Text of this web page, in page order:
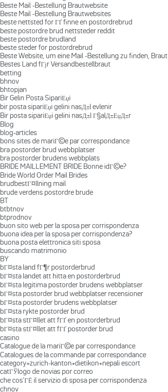
Beste Mail -Bestellung Brautwebsite
Beste Mail -Bestellung Brautwebsites
beste nettsted for ГҐ finne en postordrebrud
beste postordre brud nettsteder reddit
beste postordre brudland
beste steder for postordrebrud
Beste Website, um eine Mail -Bestellung zu finden, Braut
Bestes Land fГјr Versandbestellbraut
betting
bhnov
bhtopjan
Bir Gelin Posta SipariЕџi
bir posta sipariЕџi gelini nasД±l evlenir
Bir posta sipariЕџi gelini nasД±l Г§alД±ЕџД±r
Blog
blog-articles
bons sites de mariГ©e par correspondance
bra postorder brud webbplatser
bra postorder brudens webbplats
BRIDE MAILLEMENT BRIDE Bonne idГ©e?
Bride World Order Mail Brides
brudbestГ¤llning mail
brude verdens postordre brude
BT
btbtnov
btprodnov
buon sito web per la sposa per corrispondenza
buona idea per la sposa per corrispondenza?
buona posta elettronica siti sposa
buscando matrimonio
BY
bГ¤sta land fГ¶r postorderbrud
bГ¤sta landet att hitta en postorderbrud
bГ¤sta legitima postorder brudens webbplatser
bГ¤sta postorder brud webbplatser recensioner
bГ¤sta postorder brudens webbplatser
bГ¤sta rykte postorder brud
bГ¤sta stГ¤llet att fГҐ en postorderbrud
bГ¤sta stГ¤llet att fГҐ postorder brud
casino
Catalogue de la mariГ©e par correspondance
Catalogues de la commande par correspondance
category+zurich-kanton+dietikon+nepali escort
catГЎlogo de novias por correo
che cos'ГЁ il servizio di sposa per corrispondenza
chnov